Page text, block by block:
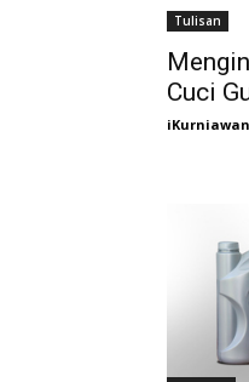
Tulisan
Cuci
iKurniawan